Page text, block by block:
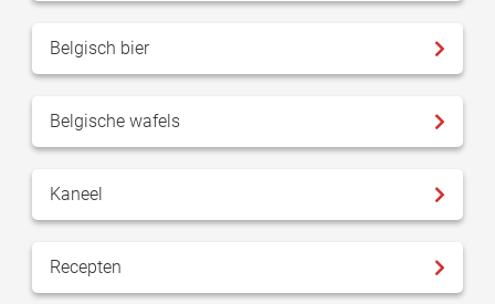
Belgisch bier
Belgische wafels
Kaneel
Recepten